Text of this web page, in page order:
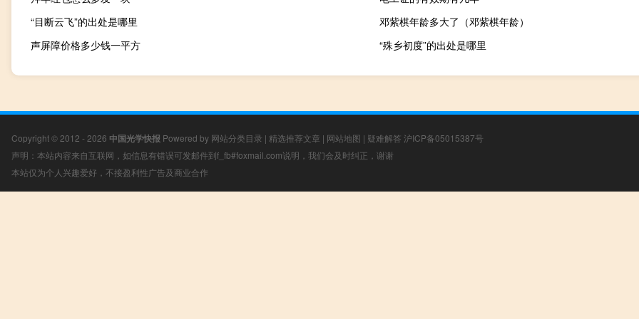
“目断云飞”的出处是哪里
邓紫棋年龄多大了（邓紫棋年龄）
声屏障价格多少钱一平方
“殊乡初度”的出处是哪里
Copyright © 2012 - 2026 中国光学快报 Powered by 网站分类目录 | 精选推荐文章 | 网站地图 | 疑难解答 沪ICP备05015387号
声明：本站内容来自互联网，如信息有错误可发邮件到f_fb#foxmail.com说明，我们会及时纠正，谢谢
本站仅为个人兴趣爱好，不接盈利性广告及商业合作